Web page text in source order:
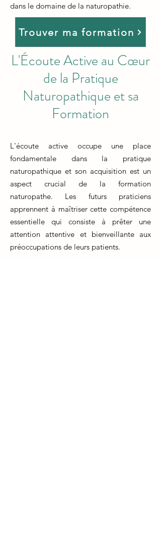
dans le domaine de la naturopathie.
Trouver ma formation
L'Écoute Active au Cœur
de la Pratique
Naturopathique et sa
Formation
L'écoute active occupe une place
fondamentale dans la pratique
naturopathique et son acquisition est un
aspect crucial de la formation
naturopathe. Les futurs praticiens
apprennent à maîtriser cette compétence
essentielle qui consiste à prêter une
attention attentive et bienveillante aux
préoccupations de leurs patients.